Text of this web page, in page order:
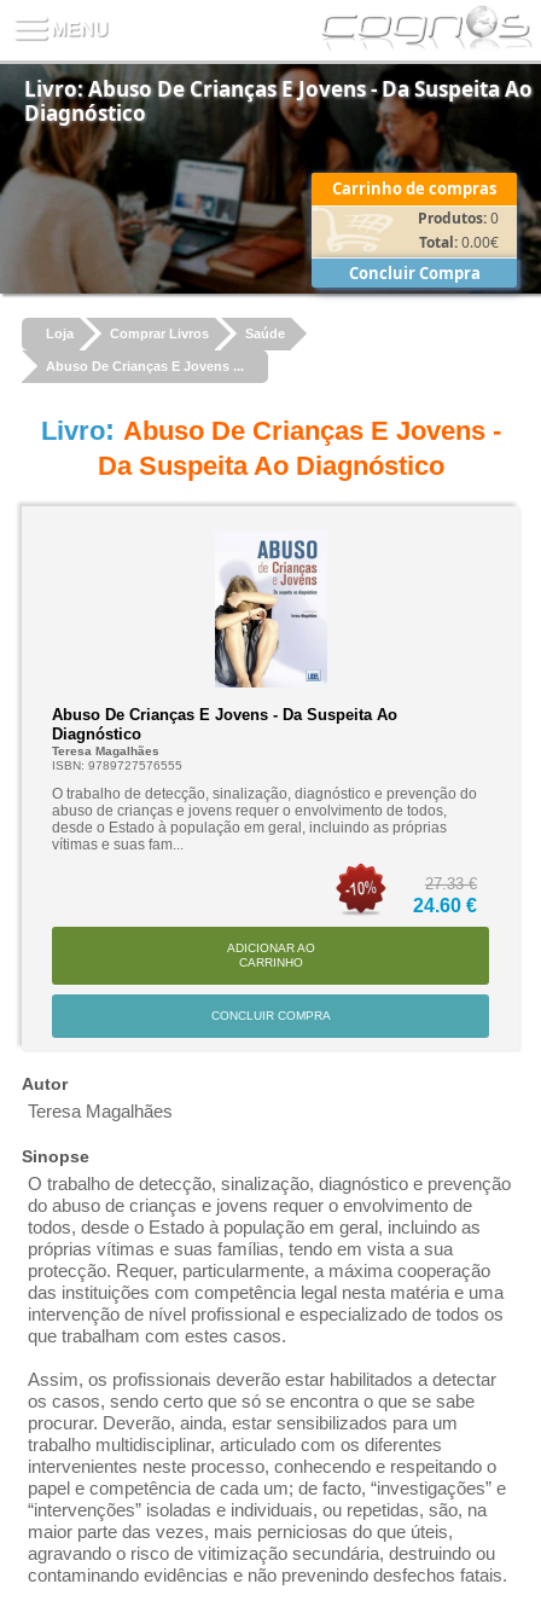
Carrinho de compras
Produtos:0
Total:0.00€
Concluir Compra
Livro: Abuso De Crianças E Jovens - Da Suspeita Ao
Diagnóstico
Loja Comprar Livros Saúde
Abuso De Crianças E Jovens ...
Livro: Abuso De Crianças E Jovens -
Da Suspeita Ao Diagnóstico
Abuso De Crianças E Jovens - Da Suspeita Ao
Diagnóstico
Teresa Magalhães
ISBN: 9789727576555
O trabalho de detecção, sinalização, diagnóstico e prevenção do
abuso de crianças e jovens requer o envolvimento de todos,
desde o Estado à população em geral, incluindo as próprias
vítimas e suas fam...
27.33 €
24.60 €
ADICIONAR AO
CARRINHO
CONCLUIR COMPRA
Autor
Teresa Magalhães
Sinopse
O trabalho de detecção, sinalização, diagnóstico e prevenção
do abuso de crianças e jovens requer o envolvimento de
todos, desde o Estado à população em geral, incluindo as
próprias vítimas e suas famílias, tendo em vista a sua
protecção. Requer, particularmente, a máxima cooperação
das instituições com competência legal nesta matéria e uma
intervenção de nível profissional e especializado de todos os
que trabalham com estes casos.
Assim, os profissionais deverão estar habilitados a detectar
os casos, sendo certo que só se encontra o que se sabe
procurar. Deverão, ainda, estar sensibilizados para um
trabalho multidisciplinar, articulado com os diferentes
intervenientes neste processo, conhecendo e respeitando o
papel e competência de cada um; de facto, “investigações” e
“intervenções” isoladas e individuais, ou repetidas, são, na
maior parte das vezes, mais perniciosas do que úteis,
agravando o risco de vitimização secundária, destruindo ou
contaminando evidências e não prevenindo desfechos fatais.